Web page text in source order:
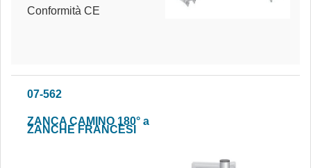
Conformità CE
07-562
ZANCA CAMINO 180° a
ZANCHE FRANCESI